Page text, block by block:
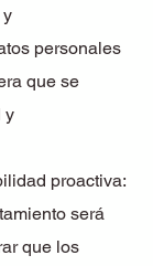
personales
que se
y
proactiva:
será
que los